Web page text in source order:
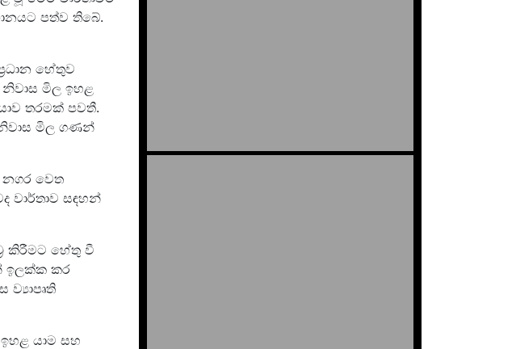
පත්ව තිබේ.
හේතුව
මිල ඉහළ
තරමක් පවතී.
නිවාස මිල ගණන්
නගර වෙත
වාර්තාව සඳහන්
කිරීමට හේතු වී
ඉලක්ක කර
යාම සහ